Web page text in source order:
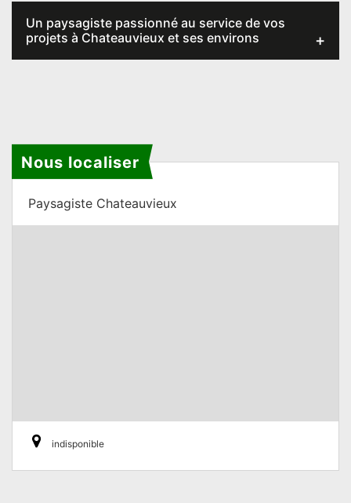
Un paysagiste passionné au service de vos
projets à Chateauvieux et ses environs
Nous localiser
Paysagiste Chateauvieux
indisponible